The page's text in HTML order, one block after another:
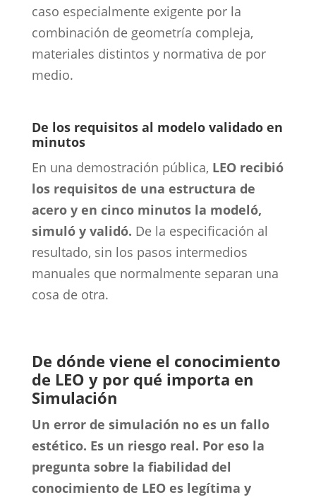
caso especialmente exigente por la
combinación de geometría compleja,
materiales distintos y normativa de por
medio.
De los requisitos al modelo validado en
minutos
En una demostración pública, LEO recibió
los requisitos de una estructura de
acero y en cinco minutos la modeló,
simuló y validó. De la especificación al
resultado, sin los pasos intermedios
manuales que normalmente separan una
cosa de otra.
De dónde viene el conocimiento
de LEO y por qué importa en
Simulación
Un error de simulación no es un fallo
estético. Es un riesgo real. Por eso la
pregunta sobre la fiabilidad del
conocimiento de LEO es legítima y